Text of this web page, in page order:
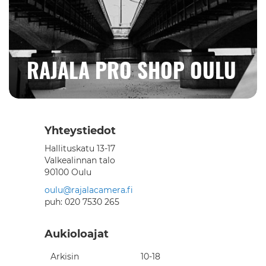
RAJALA PRO SHOP OULU
Yhteystiedot
Hallituskatu 13-17
Valkealinnan talo
90100 Oulu
oulu@rajalacamera.fi
puh: 020 7530 265
Aukioloajat
Arkisin 10-18